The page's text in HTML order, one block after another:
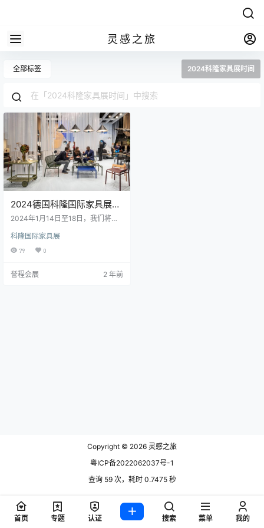
灵感之旅
全部标签 2024科隆家具展时间
2024德国科隆国际家具展：
探索全球室内设计趋势的焦
2024年1月14日至18日，我们将迎
会——德国科隆国际家具展（imm c
ologne）。这是一个标志着新一年
为国际室内行业提供了一个独特的
科隆国际家具展
79 0
誉程会展 2 年前
Copyright © 2026 灵感之旅
粤ICP备2022062037号-1
查询 59 次，耗时 0.7475 秒
首页 专题 认证 搜索 菜单 我的